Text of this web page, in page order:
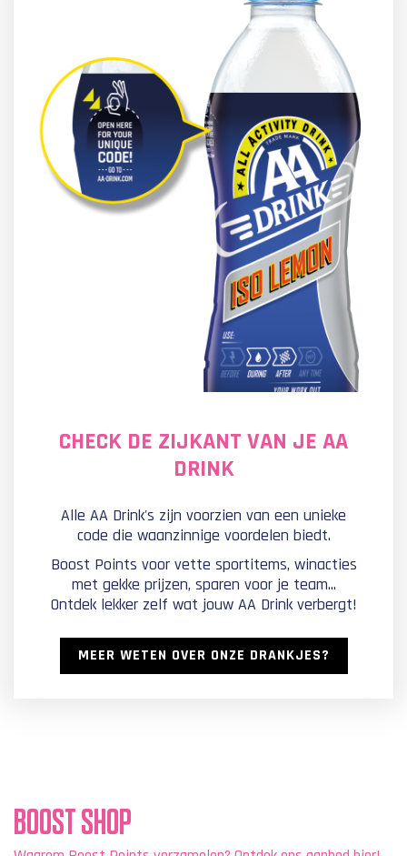
CHECK DE ZIJKANT VAN JE AA
DRINK
Alle AA Drink's zijn voorzien van een unieke
code die waanzinnige voordelen biedt.
Boost Points voor vette sportitems, winacties
met gekke prijzen, sparen voor je team...
Ontdek lekker zelf wat jouw AA Drink verbergt!
MEER WETEN OVER ONZE DRANKJES?
BOOST SHOP